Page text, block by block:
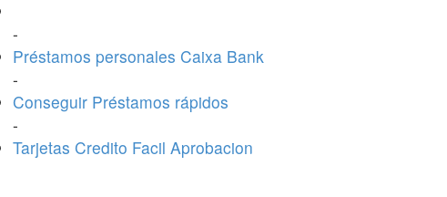
-
Préstamos personales Caixa Bank
-
Conseguir Préstamos rápidos
-
Tarjetas Credito Facil Aprobacion